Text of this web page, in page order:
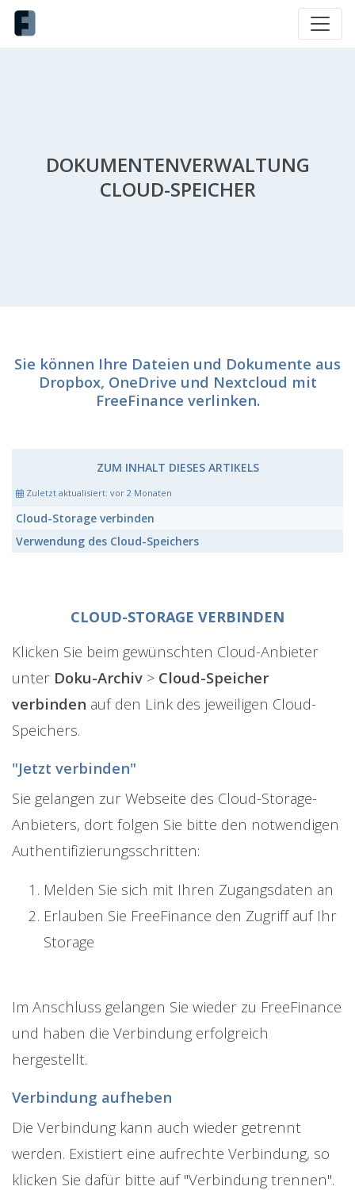
DOKUMENTENVERWALTUNG
CLOUD-SPEICHER
Sie können Ihre Dateien und Dokumente aus
Dropbox, OneDrive und Nextcloud mit
FreeFinance verlinken.
ZUM INHALT DIESES ARTIKELS
Zuletzt aktualisiert: vor 2 Monaten
Cloud-Storage verbinden
Verwendung des Cloud-Speichers
CLOUD-STORAGE VERBINDEN
Klicken Sie beim gewünschten Cloud-Anbieter
unter Doku-Archiv > Cloud-Speicher
verbinden auf den Link des jeweiligen Cloud-
Speichers.
"Jetzt verbinden"
Sie gelangen zur Webseite des Cloud-Storage-
Anbieters, dort folgen Sie bitte den notwendigen
Authentifizierungsschritten:
Melden Sie sich mit Ihren Zugangsdaten an
Erlauben Sie FreeFinance den Zugriff auf Ihr
Storage
Im Anschluss gelangen Sie wieder zu FreeFinance
und haben die Verbindung erfolgreich
hergestellt.
Verbindung aufheben
Die Verbindung kann auch wieder getrennt
werden. Existiert eine aufrechte Verbindung, so
klicken Sie dafür bitte auf "Verbindung trennen".